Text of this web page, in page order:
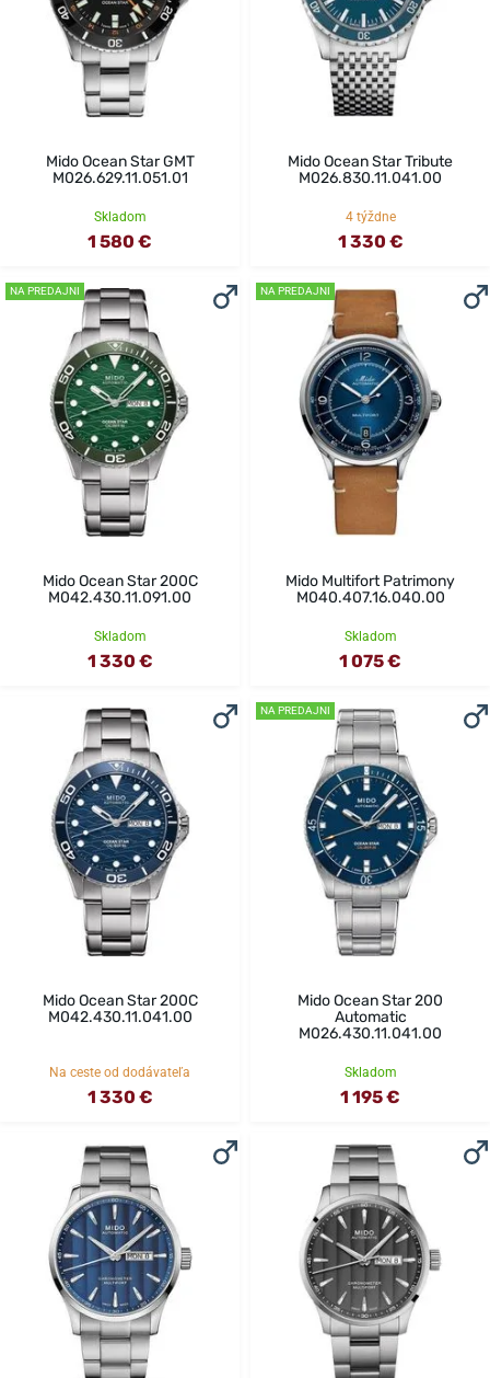
Mido Ocean Star GMT
M026.629.11.051.01
Skladom
1 580 €
Mido Ocean Star Tribute
M026.830.11.041.00
4 týždne
1 330 €
NA PREDAJNI
Mido Ocean Star 200C
M042.430.11.091.00
Skladom
1 330 €
NA PREDAJNI
Mido Multifort Patrimony
M040.407.16.040.00
Skladom
1 075 €
Mido Ocean Star 200C
M042.430.11.041.00
Na ceste od dodávateľa
1 330 €
NA PREDAJNI
Mido Ocean Star 200
Automatic
M026.430.11.041.00
Skladom
1 195 €